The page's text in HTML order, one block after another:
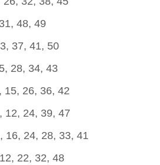
48, 49
37, 41, 50
28, 34, 43
15, 26, 36, 42
12, 24, 39, 47
16, 24, 28, 33, 41
22, 32, 48